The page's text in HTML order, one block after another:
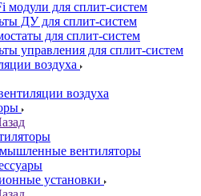
модули для сплит-систем
ДУ для сплит-систем
для сплит-систем
управления для сплит-систем
воздуха
воздуха
вентиляторы
установки